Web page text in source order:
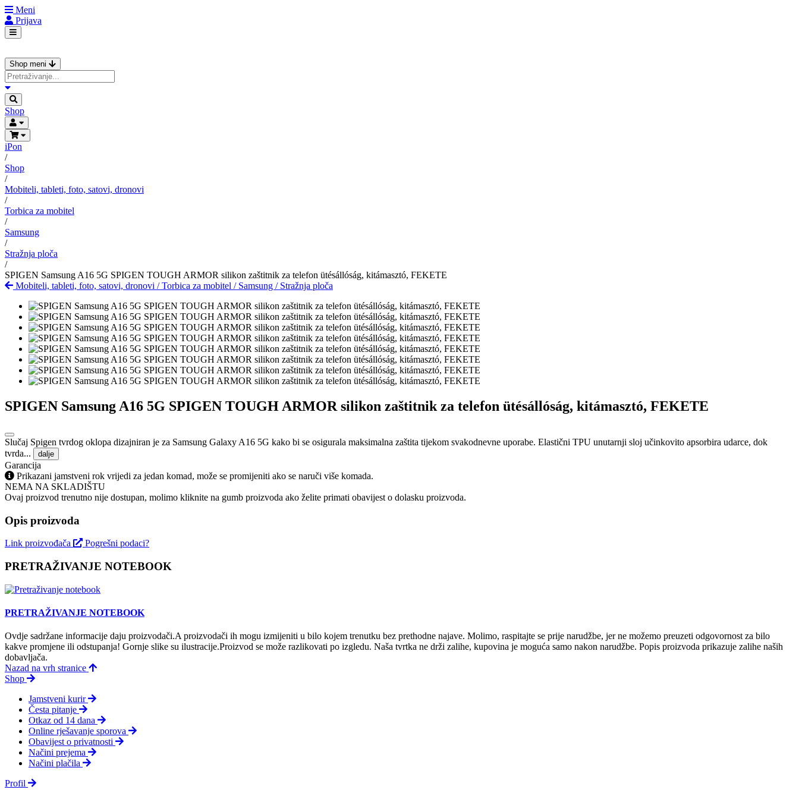
Meni
Prijava
Shop meni
Shop
iPon
/
Shop
/
Mobiteli, tableti, foto, satovi, dronovi
/
Torbica za mobitel
/
Samsung
/
Stražnja ploča
/
SPIGEN Samsung A16 5G SPIGEN TOUGH ARMOR silikon zaštitnik za telefon ütésállóság, kitámasztó, FEKETE
Mobiteli, tableti, foto, satovi, dronovi /Torbica za mobitel / Samsung / Stražnja ploča
SPIGEN Samsung A16 5G SPIGEN TOUGH ARMOR silikon zaštitnik za telefon ütésállóság, kitámasztó, FEKETE
Slučaj Spigen tvrdog oklopa dizajniran je za Samsung Galaxy A16 5G kako bi se osigurala maksimalna zaštita tijekom svakodnevne uporabe. Elastični TPU unutarnji sloj učinkovito apsorbira udarce, dok
tvrda...
dalje
Garancija
Prikazani jamstveni rok vrijedi za jedan komad, može se promijeniti ako se naruči više komada.
NEMA NA SKLADIŠTU
Ovaj proizvod trenutno nije dostupan, molimo kliknite na gumb proizvoda ako želite primati obavijest o dolasku proizvoda.
Opis proizvoda
Link proizvođača Pogrešni podaci?
PRETRAŽIVANJE NOTEBOOK
PRETRAŽIVANJE NOTEBOOK
Ovdje sadržane informacije daju proizvodači.A proizvodači ih mogu izmijeniti u bilo kojem trenutku bez prethodne najave. Molimo, raspitajte se prije narudžbe, jer ne možemo preuzeti odgovornost za bilo
kakve promjene ili odstupanja! Gornje slike su ilustracije.Proizvod se može razlikovati po izgledu. Naša tvrtka ne drži zalihe, kupovina je moguća samo nakon narudžbe. Popis proizvoda prikazuje zalihe naših
dobavljača.
Nazad na vrh stranice
Shop
Jamstveni kurir
Česta pitanje
Otkaz od 14 dana
Online rješavanje sporova
Obavijest o privatnosti
Načini prejema
Načini plačila
Profil